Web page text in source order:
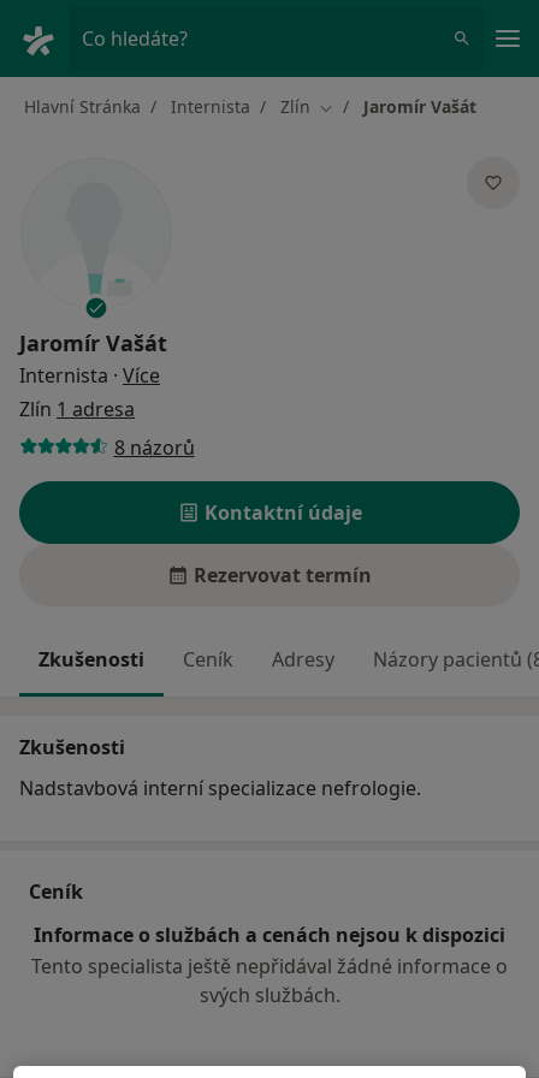
Co hledáte?
Hlavní Stránka Internista Zlín Změna města
Jaromír Vašát
Jaromír Vašát
Internista · Více
Zlín 1 adresa
8 názorů
Kontaktní údaje
Rezervovat termín
Zkušenosti Ceník Adresy Názory pacientů
Zkušenosti
Nadstavbová interní specializace nefrologie.
Ceník
Informace o službách a cenách nejsou k dispozici
Tento specialista ještě nepřidával žádné informace o
svých službách.